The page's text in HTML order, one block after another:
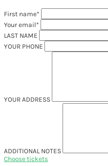
First name*
Your email*
LAST NAME
YOUR PHONE
YOUR ADDRESS
ADDITIONAL NOTES
Choose tickets